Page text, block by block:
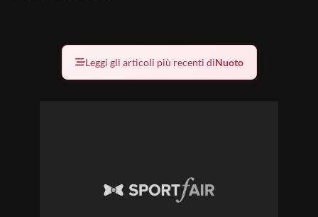
Leggi gli articoli più recenti diNuoto